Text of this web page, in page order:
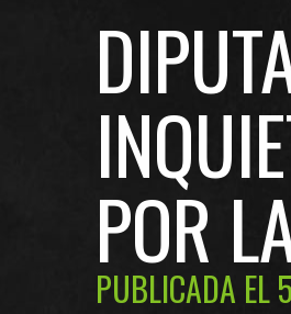
POR
PUBLICADA EL